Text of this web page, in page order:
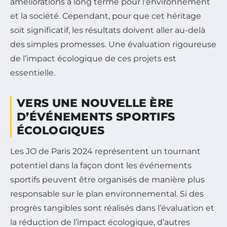
améliorations à long terme pour l’environnement
et la société. Cependant, pour que cet héritage
soit significatif, les résultats doivent aller au-delà
des simples promesses. Une évaluation rigoureuse
de l’impact écologique de ces projets est
essentielle.
VERS UNE NOUVELLE ÈRE
D’ÉVÉNEMENTS SPORTIFS
ÉCOLOGIQUES
Les JO de Paris 2024 représentent un tournant
potentiel dans la façon dont les événements
sportifs peuvent être organisés de manière plus
responsable sur le plan environnemental. Si des
progrès tangibles sont réalisés dans l’évaluation et
la réduction de l’impact écologique, d’autres